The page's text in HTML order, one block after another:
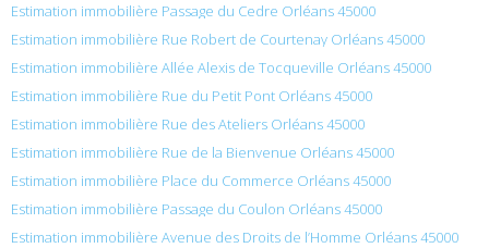
Estimation immobilière Passage du Cedre Orléans 45000
Estimation immobilière Rue Robert de Courtenay Orléans 45000
Estimation immobilière Allée Alexis de Tocqueville Orléans 45000
Estimation immobilière Rue du Petit Pont Orléans 45000
Estimation immobilière Rue des Ateliers Orléans 45000
Estimation immobilière Rue de la Bienvenue Orléans 45000
Estimation immobilière Place du Commerce Orléans 45000
Estimation immobilière Passage du Coulon Orléans 45000
Estimation immobilière Avenue des Droits de l’Homme Orléans 45000